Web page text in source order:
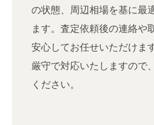
の状態、周辺相場を基に最
ます。査定依頼後の連絡や
安心してお任せいただけま
厳守で対応いたしますので
ください。